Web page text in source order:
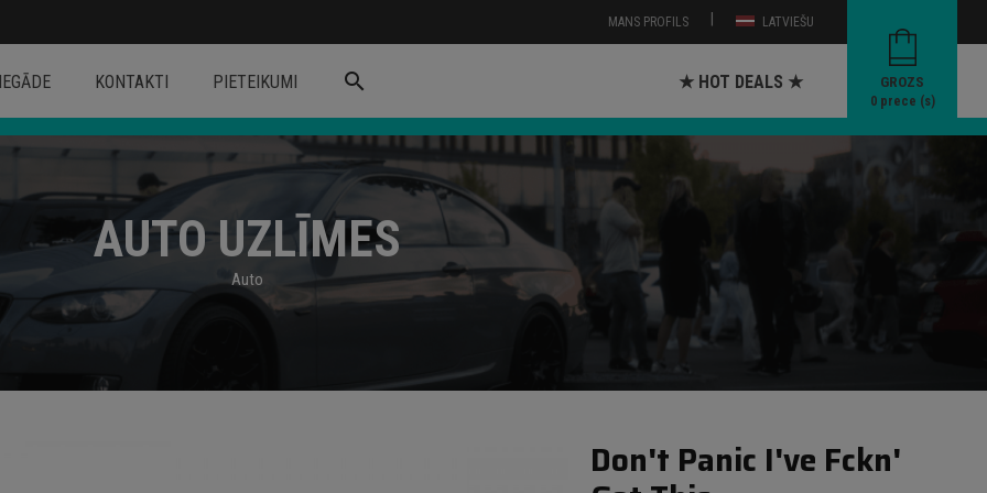
LATVIEŠU
|
MANS PROFILS
GROZS
0prece (s)
KONTAKTI PIETEIKUMI search ★ HOT DEALS ★
AUTO UZLĪMES
Auto
Don't Panic I've Fckn'